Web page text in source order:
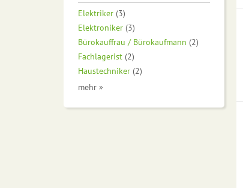
Elektriker (3)
Elektroniker (3)
Bürokauffrau / Bürokaufmann (2)
Fachlagerist (2)
Haustechniker (2)
mehr »